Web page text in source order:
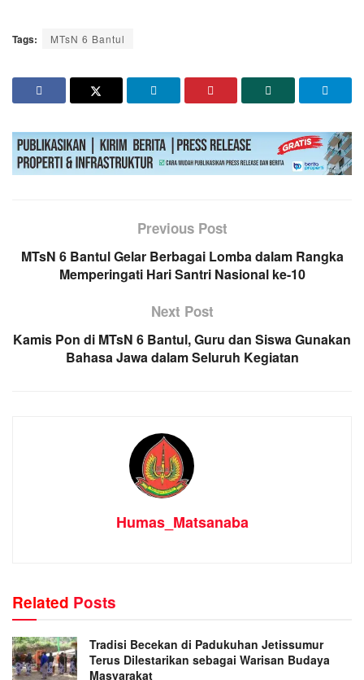
Tags: MTsN 6 Bantul
Previous Post
MTsN 6 Bantul Gelar Berbagai Lomba dalam Rangka
Memperingati Hari Santri Nasional ke-10
Next Post
Kamis Pon di MTsN 6 Bantul, Guru dan Siswa Gunakan
Bahasa Jawa dalam Seluruh Kegiatan
Humas_Matsanaba
Related Posts
Tradisi Becekan di Padukuhan Jetissumur
Terus Dilestarikan sebagai Warisan Budaya
Masyarakat